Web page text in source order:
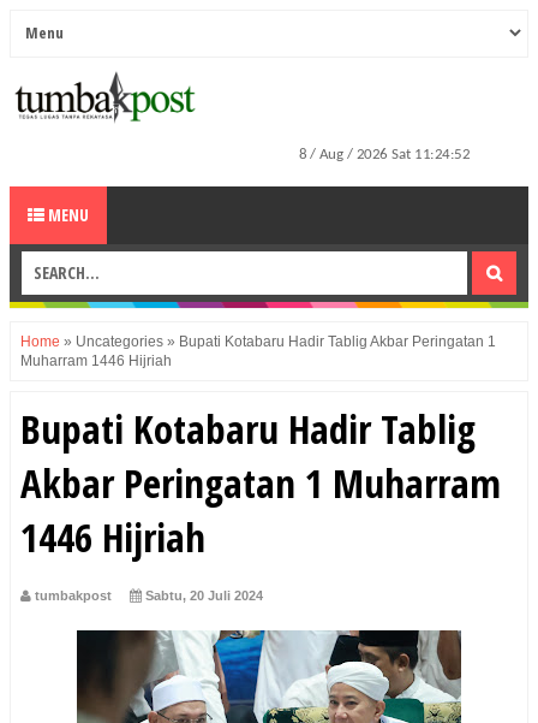
MENU
Home » Uncategories » Bupati Kotabaru Hadir Tablig Akbar Peringatan 1
Muharram 1446 Hijriah
Bupati Kotabaru Hadir Tablig
Akbar Peringatan 1 Muharram
1446 Hijriah
tumbakpost Sabtu, 20 Juli 2024